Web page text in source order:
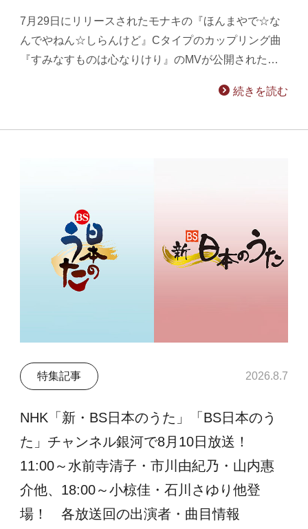
7月29日にリリースされたモナキの『ほんまやで☆な
んでやねん☆しらんけど』Cタイプのカップリング曲
『すみなすものは心なりけり』のMVが公開された…
続きを読む
特集記事 2026.8.7
NHK「新・BS日本のうた」「BS日本のう
た」チャンネル銀河で8月10日放送！
11:00～水前寺清子・市川由紀乃・山内惠
介他、18:00～小椋佳・石川さゆり他登
場！ 各放送回の出演者・曲目情報